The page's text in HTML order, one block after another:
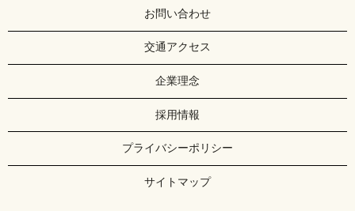
お問い合わせ
交通アクセス
企業理念
採用情報
プライバシーポリシー
サイトマップ